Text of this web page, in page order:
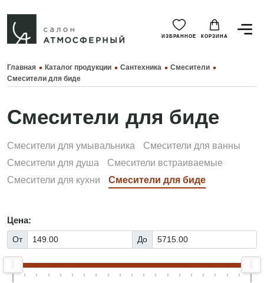
ИЗБРАННОЕ КОРЗИНА
Главная Каталог продукции Сантехника
Смесители
Смесители для биде
Смесители для биде
Смесители для умывальника
Смесители для ванны
Смесители для душа
Смесители встраиваемые
Смесители для кухни
Смесители для биде
Цена:
От До